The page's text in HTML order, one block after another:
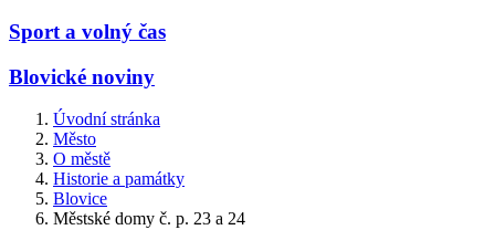
Sport a volný čas
Blovické noviny
Úvodní stránka
Město
O městě
Historie a památky
Blovice
Městské domy č. p. 23 a 24